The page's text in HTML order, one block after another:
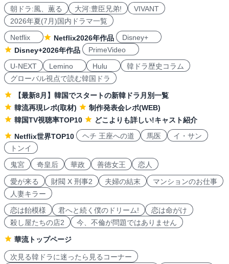
朝ドラ:風、薫る 大河:豊臣兄弟!
VIVANT
2026年夏(7月)国内ドラマ一覧
Netflix
Netflix2026年作品
Disney+
Disney+2026年作品
PrimeVideo
U-NEXT
Lemino Hulu
韓ドラ歴史コラム
グローバル視点で読む韓国ドラ
【最新8月】韓国でスタートの新韓ドラ月別一覧
韓流再現レポ(取材)
制作発表会レポ(WEB)
韓国TV視聴率TOP10
どこよりも詳しい!キャスト紹介
Netflix世界TOP10
ヘチ 王座への道 馬医
イ・サン
トンイ
鬼宮
奇皇后 華政 善徳女王 恋人
愛が来る 財閥 X 刑事2 夫婦の結末
マンションのお仕事
人妻キラー
恋は飴模様
君へと続く僕のドリーム!
恋は命がけ
殺し屋たちの店2
今、不倫が問題ではありません
華流トップページ
次見る韓ドラに迷ったら見るコーナー